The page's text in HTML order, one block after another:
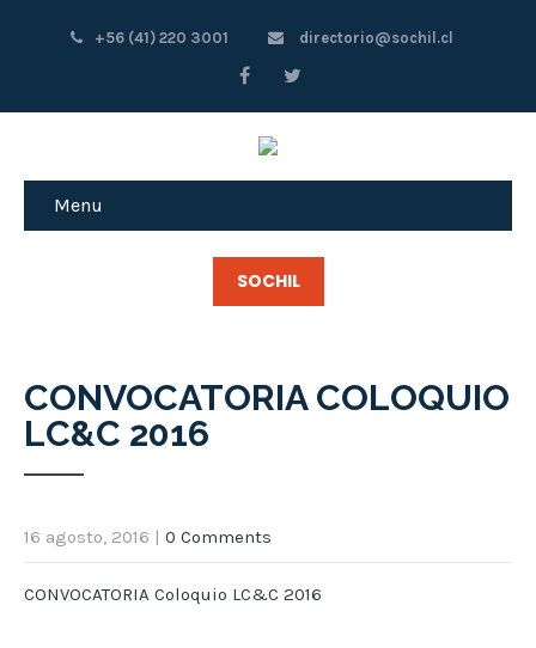
+56 (41) 220 3001 directorio@sochil.cl
Menu
SOCHIL
CONVOCATORIA COLOQUIO
LC&C 2016
16 agosto, 2016 | 0 Comments
CONVOCATORIA Coloquio LC&C 2016